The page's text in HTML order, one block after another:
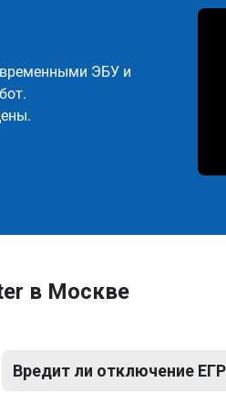
ЭБУ и
в Москве
Вредит ли отключение